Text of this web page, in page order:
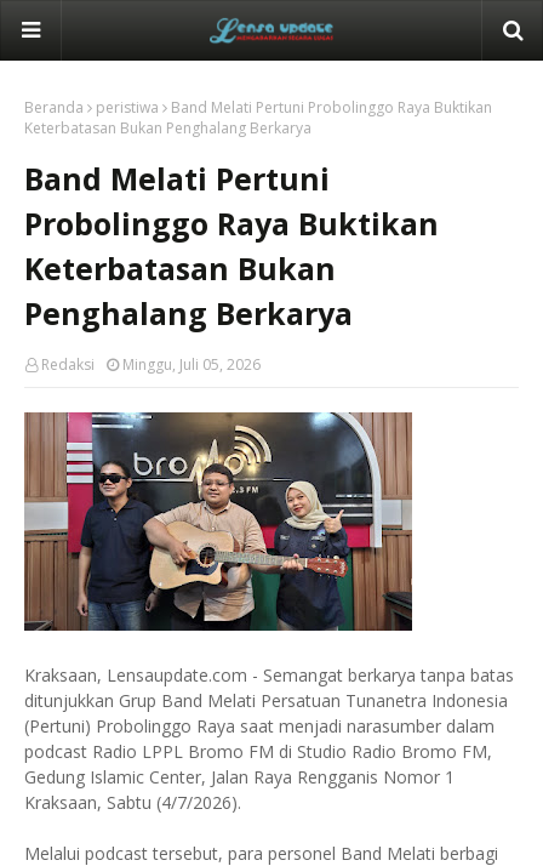
Beranda peristiwa
Band Melati Pertuni Probolinggo Raya Buktikan
Keterbatasan Bukan Penghalang Berkarya
Band Melati Pertuni
Probolinggo Raya Buktikan
Keterbatasan Bukan
Penghalang Berkarya
Redaksi Minggu, Juli 05, 2026
Kraksaan, Lensaupdate.com - Semangat berkarya tanpa batas
ditunjukkan Grup Band Melati Persatuan Tunanetra Indonesia
(Pertuni) Probolinggo Raya saat menjadi narasumber dalam
podcast Radio LPPL Bromo FM di Studio Radio Bromo FM,
Gedung Islamic Center, Jalan Raya Rengganis Nomor 1
Kraksaan, Sabtu (4/7/2026).
Melalui podcast tersebut, para personel Band Melati berbagi